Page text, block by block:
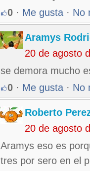
0 · Me gusta · No
Aramys
20 de agosto
se demora mucho
0 · Me gusta · No
Roberto
20 de agosto
Aramys eso es
tres por sero en el